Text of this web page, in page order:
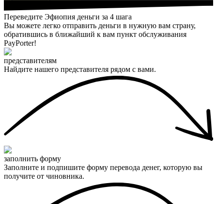
Переведите Эфиопия деньги за 4 шага
Вы можете легко отправить деньги в нужную вам страну,
обратившись в ближайший к вам пункт обслуживания
PayPorter!
представителям
Найдите нашего представителя рядом с вами.
заполнить форму
Заполните и подпишите форму перевода денег, которую вы
получите от чиновника.